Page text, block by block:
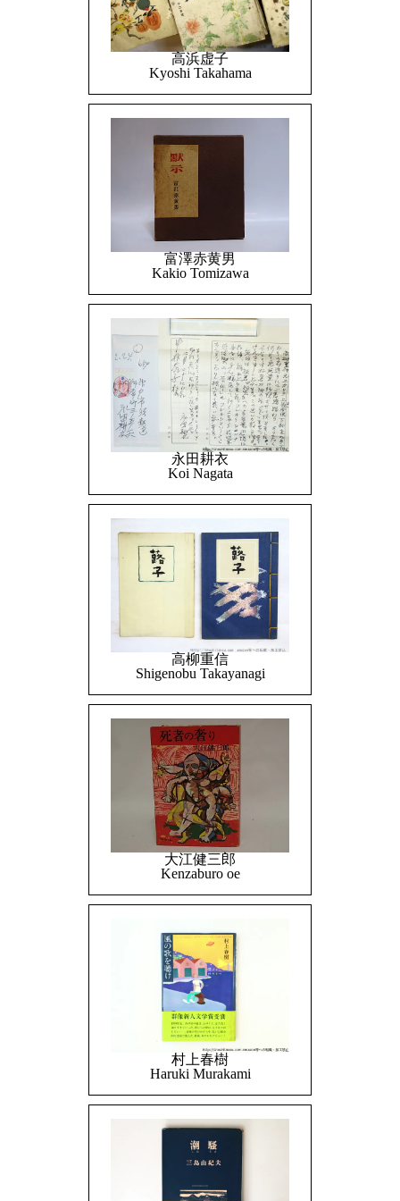
高浜虚子
Kyoshi Takahama
富澤赤黄男
Kakio Tomizawa
永田耕衣
Koi Nagata
高柳重信
Shigenobu Takayanagi
大江健三郎
Kenzaburo oe
村上春樹
Haruki Murakami